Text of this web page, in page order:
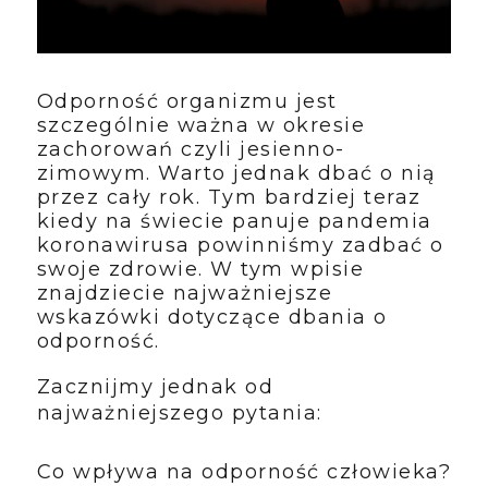
Odporność organizmu jest
szczególnie ważna w okresie
zachorowań czyli jesienno-
zimowym. Warto jednak dbać o nią
przez cały rok. Tym bardziej teraz
kiedy na świecie panuje pandemia
koronawirusa powinniśmy zadbać o
swoje zdrowie. W tym wpisie
znajdziecie najważniejsze
wskazówki dotyczące dbania o
odporność.
Zacznijmy jednak od
najważniejszego pytania:
Co wpływa na odporność człowieka?